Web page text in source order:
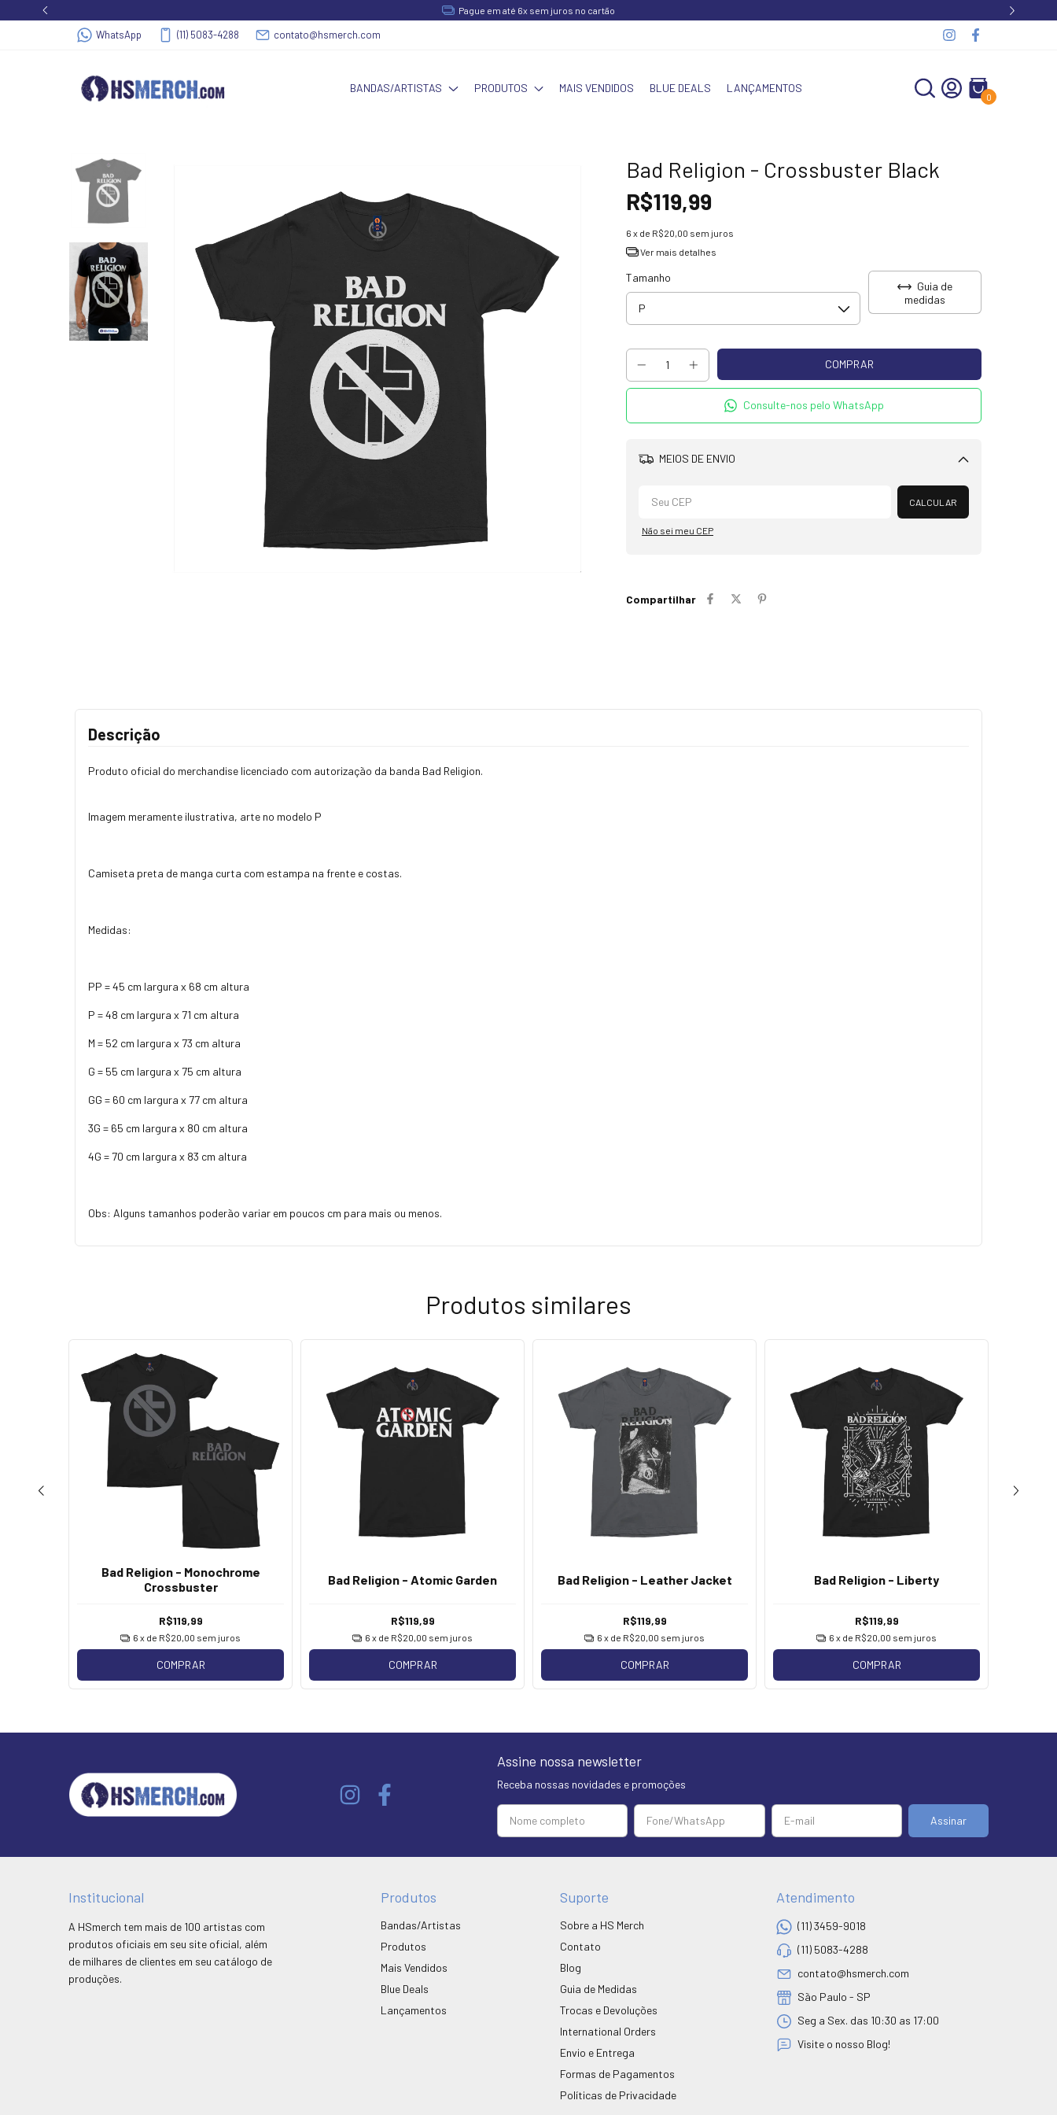
Pague em até 6x sem juros no cartão
WhatsApp (11) 5083-4288 contato@hsmerch.com
BANDAS/ARTISTAS PRODUTOS MAIS VENDIDOS BLUE DEALS LANÇAMENTOS
0
Bad Religion - Crossbuster Black
R$119,99
6 x de R$20,00 sem juros
Ver mais detalhes
Tamanho
Guia de
medidas
Consulte-nos pelo WhatsApp
MEIOS DE ENVIO
Alterar CEP
CALCULAR
Não sei meu CEP
Compartilhar
Descrição
Produto oficial do merchandise licenciado com autorização da banda Bad Religion.
Imagem meramente ilustrativa, arte no modelo P
Camiseta preta de manga curta com estampa na frente e costas.
Medidas:
PP = 45 cm largura x 68 cm altura
P = 48 cm largura x 71 cm altura
M = 52 cm largura x 73 cm altura
G = 55 cm largura x 75 cm altura
GG = 60 cm largura x 77 cm altura
3G = 65 cm largura x 80 cm altura
4G = 70 cm largura x 83 cm altura
Obs: Alguns tamanhos poderão variar em poucos cm para mais ou menos.
Produtos similares
Bad Religion - Monochrome
Crossbuster
R$119,99
6 x de R$20,00 sem juros
COMPRAR
Bad Religion - Atomic Garden
R$119,99
6 x de R$20,00 sem juros
COMPRAR
Bad Religion - Leather Jacket
R$119,99
6 x de R$20,00 sem juros
COMPRAR
Bad Religion - Liberty
R$119,99
6 x de R$20,00 sem juros
COMPRAR
Assine nossa newsletter
Receba nossas novidades e promoções
Institucional
A HSmerch tem mais de 100 artistas com
produtos oficiais em seu site oficial, além
de milhares de clientes em seu catálogo de
produções.
Produtos
Bandas/Artistas
Produtos
Mais Vendidos
Blue Deals
Lançamentos
Suporte
Sobre a HS Merch
Contato
Blog
Guia de Medidas
Trocas e Devoluções
International Orders
Envio e Entrega
Formas de Pagamentos
Políticas de Privacidade
Atendimento
(11) 3459-9018
(11) 5083-4288
contato@hsmerch.com
São Paulo - SP
Seg a Sex. das 10:30 as 17:00
Visite o nosso Blog!